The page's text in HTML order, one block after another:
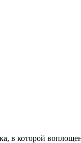
в которой